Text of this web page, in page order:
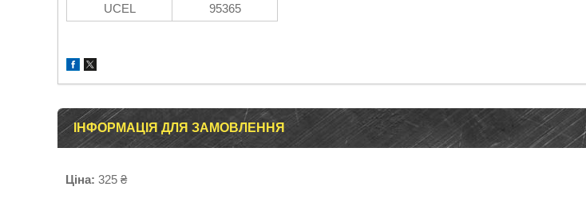
UCEL 95365
ІНФОРМАЦІЯ ДЛЯ ЗАМОВЛЕННЯ
Ціна: 325 ₴